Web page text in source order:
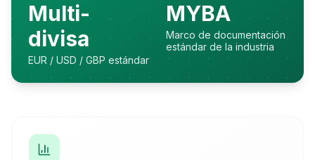
Multi-
divisa
EUR / USD / GBP estándar
MYBA
Marco de documentación
estándar de la industria